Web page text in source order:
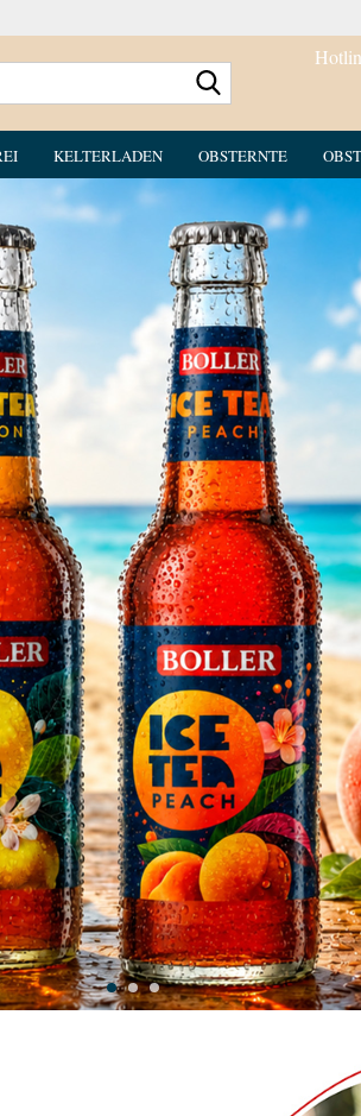
KELTERLADEN OBSTERNTE